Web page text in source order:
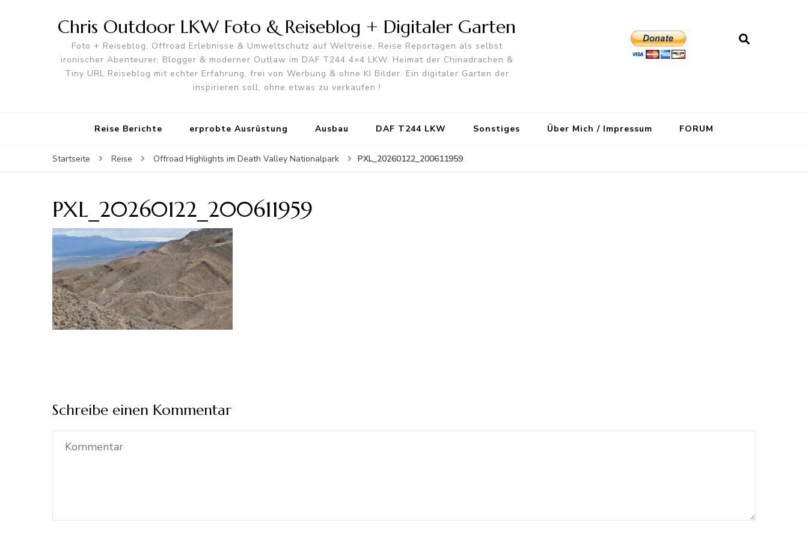
Chris Outdoor LKW Foto & Reiseblog + Digitaler Garten
Foto + Reiseblog, Offroad Erlebnisse & Umweltschutz auf Weltreise. Reise Reportagen als selbst
ironischer Abenteurer, Blogger & moderner Outlaw im DAF T244 4×4 LKW. Heimat der Chinadrachen &
Tiny URL Reiseblog mit echter Erfahrung, frei von Werbung & ohne KI Bilder. Ein digitaler Garten der
inspirieren soll, ohne etwas zu verkaufen !
Reise Berichte erprobte Ausrüstung Ausbau DAF T244 LKW Sonstiges Über Mich / Impressum FORUM
Startseite Reise Offroad Highlights im Death Valley Nationalpark PXL_20260122_200611959
PXL_20260122_200611959
Schreibe einen Kommentar